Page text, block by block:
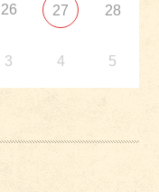
26 27 28
3 4 5